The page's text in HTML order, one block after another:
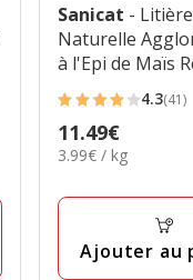
Sanicat - Litière
Naturelle
à l'Epi de Maïs
pour Chat - 6L
4.3
étoiles
avec
41
4.3(41)
Prix
11.49€
11.49€
3.99€
Kg
3.99€ / kg
Ajouter au